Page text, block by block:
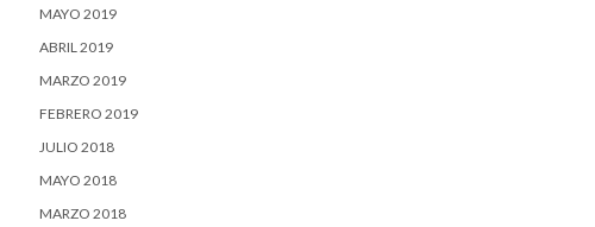
MAYO 2019
ABRIL 2019
MARZO 2019
FEBRERO 2019
JULIO 2018
MAYO 2018
MARZO 2018